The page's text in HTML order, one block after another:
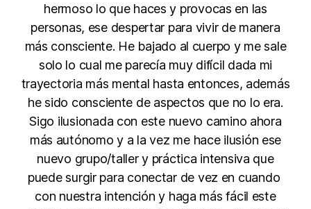
hermoso lo que haces y provocas en las
personas, ese despertar para vivir de manera
más consciente. He bajado al cuerpo y me sale
solo lo cual me parecía muy difícil dada mi
trayectoria más mental hasta entonces, además
he sido consciente de aspectos que no lo era.
Sigo ilusionada con este nuevo camino ahora
más autónomo y a la vez me hace ilusión ese
nuevo grupo/taller y práctica intensiva que
puede surgir para conectar de vez en cuando
con nuestra intención y haga más fácil este